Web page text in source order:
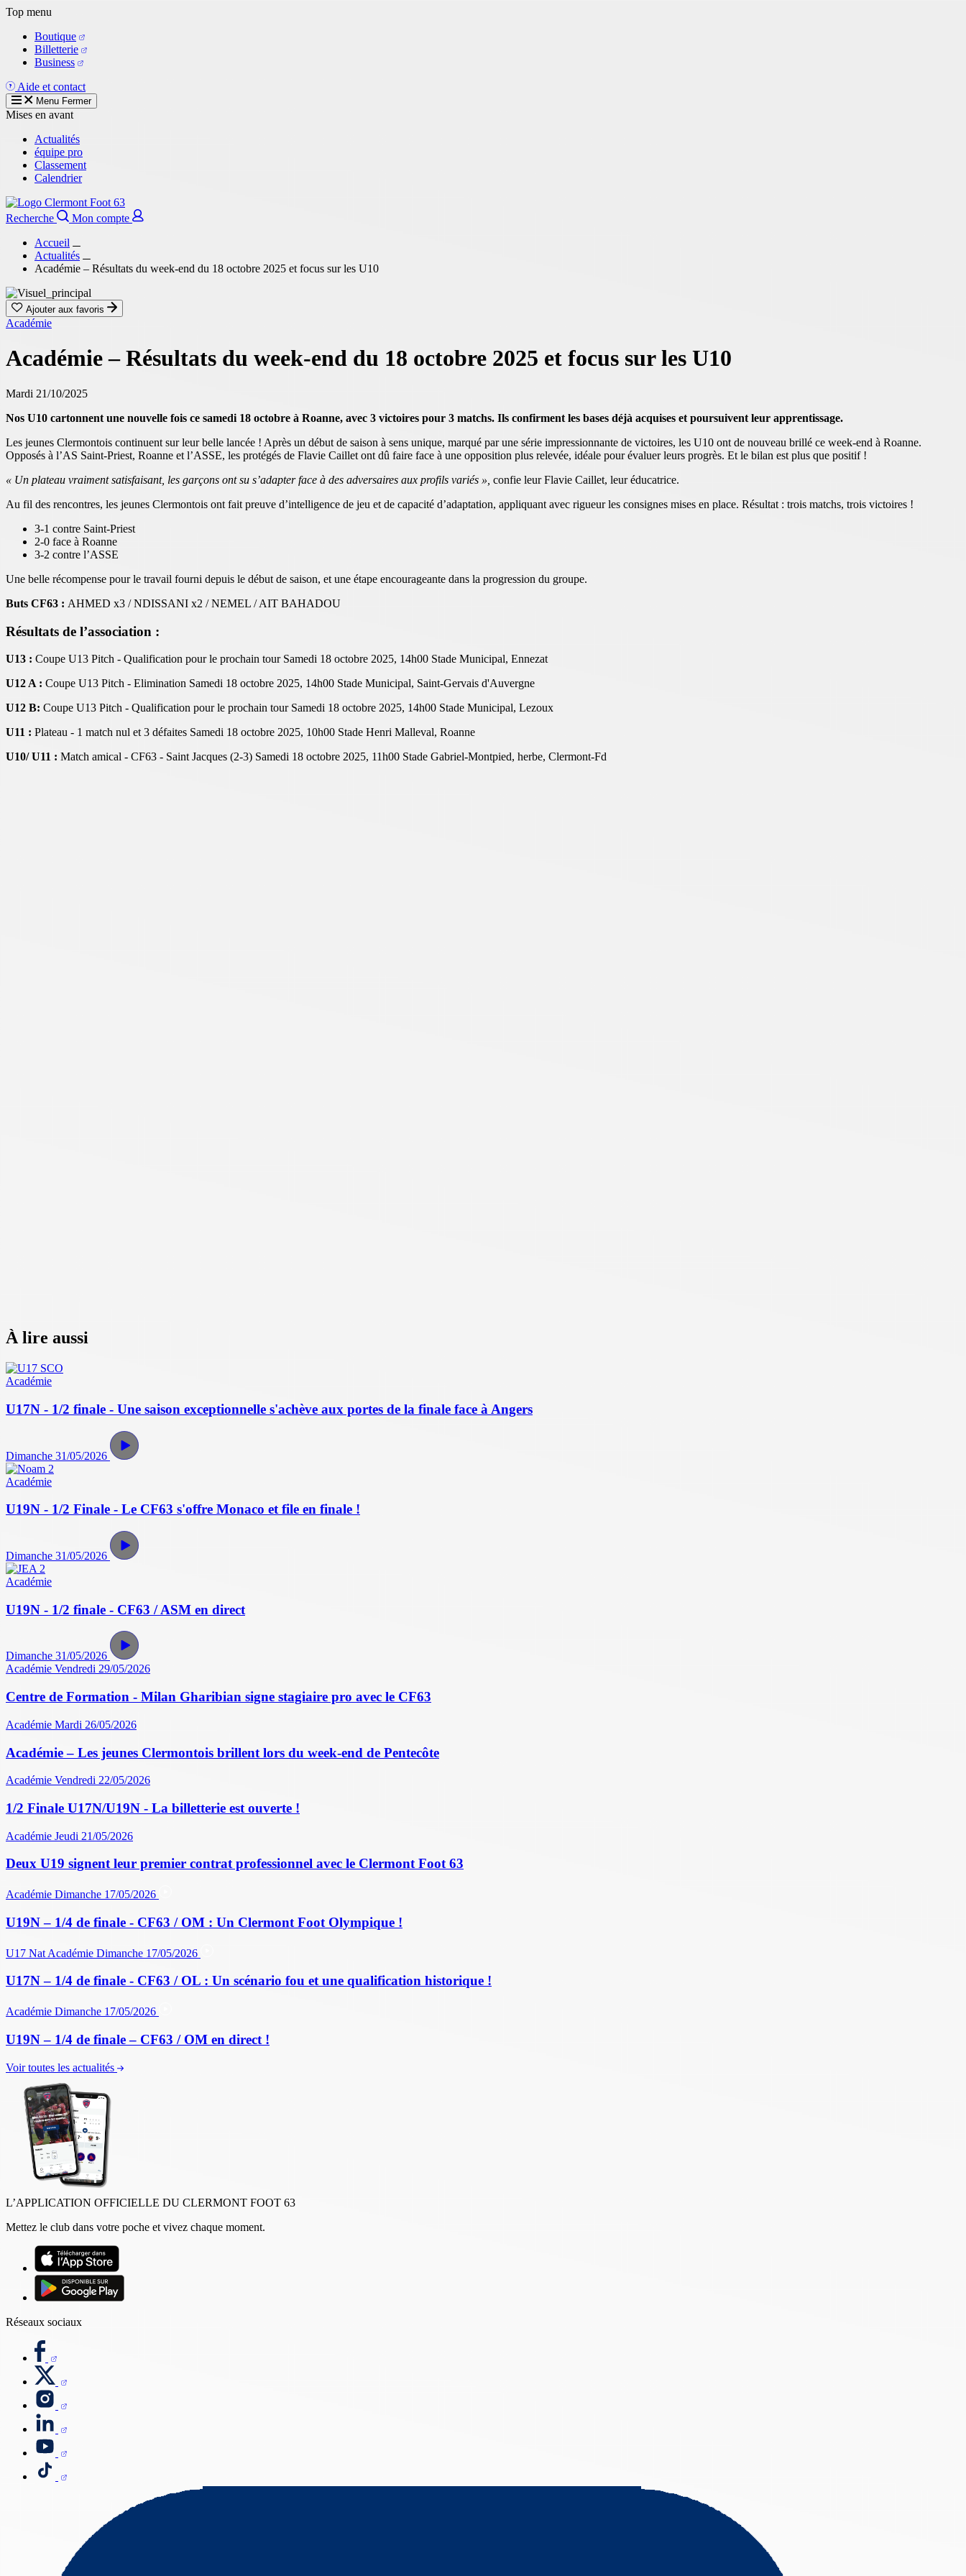
Aller
contenu
principal
Top menu
Boutique
Billetterie
Business
Aide et contact
Menu Fermer
Mises en avant
Actualités
équipe pro
Classement
Calendrier
Recherche
Mon compte
Accueil
Actualités
Académie – Résultats du week-end du 18 octobre 2025 et focus sur les U10
Ajouter aux favoris
Académie
Académie – Résultats du week-end du 18 octobre 2025 et focus sur les U10
Mardi 21/10/2025
Nos U10 cartonnent une nouvelle fois ce samedi 18 octobre à Roanne, avec 3 victoires pour 3 matchs. Ils confirment les bases déjà acquises et poursuivent leur apprentissage.
Les jeunes Clermontois continuent sur leur belle lancée ! Après un début de saison à sens unique, marqué par une série impressionnante de victoires, les U10 ont de nouveau brillé ce week-end à Roanne.
Opposés à l’AS Saint-Priest, Roanne et l’ASSE, les protégés de Flavie Caillet ont dû faire face à une opposition plus relevée, idéale pour évaluer leurs progrès. Et le bilan est plus que positif !
« Un plateau vraiment satisfaisant, les garçons ont su s’adapter face à des adversaires aux profils variés », confie leur Flavie Caillet, leur éducatrice.
Au fil des rencontres, les jeunes Clermontois ont fait preuve d’intelligence de jeu et de capacité d’adaptation, appliquant avec rigueur les consignes mises en place. Résultat : trois matchs, trois victoires !
3-1 contre Saint-Priest
2-0 face à Roanne
3-2 contre l’ASSE
Une belle récompense pour le travail fourni depuis le début de saison, et une étape encourageante dans la progression du groupe.
Buts CF63 : AHMED x3 / NDISSANI x2 / NEMEL / AIT BAHADOU
Résultats de l’association :
U13 : Coupe U13 Pitch - Qualification pour le prochain tour Samedi 18 octobre 2025, 14h00 Stade Municipal, Ennezat
U12 A : Coupe U13 Pitch - Elimination Samedi 18 octobre 2025, 14h00 Stade Municipal, Saint-Gervais d'Auvergne
U12 B: Coupe U13 Pitch - Qualification pour le prochain tour Samedi 18 octobre 2025, 14h00 Stade Municipal, Lezoux
U11 : Plateau - 1 match nul et 3 défaites Samedi 18 octobre 2025, 10h00 Stade Henri Malleval, Roanne
U10/ U11 : Match amical - CF63 - Saint Jacques (2-3) Samedi 18 octobre 2025, 11h00 Stade Gabriel-Montpied, herbe, Clermont-Fd
À lire aussi
Académie
U17N - 1/2 finale - Une saison exceptionnelle s'achève aux portes de la finale face à Angers
Dimanche 31/05/2026
Académie
U19N - 1/2 Finale - Le CF63 s'offre Monaco et file en finale !
Dimanche 31/05/2026
Académie
U19N - 1/2 finale - CF63 / ASM en direct
Dimanche 31/05/2026
Académie Vendredi 29/05/2026
Centre de Formation - Milan Gharibian signe stagiaire pro avec le CF63
Académie Mardi 26/05/2026
Académie – Les jeunes Clermontois brillent lors du week-end de Pentecôte
Académie Vendredi 22/05/2026
1/2 Finale U17N/U19N - La billetterie est ouverte !
Académie Jeudi 21/05/2026
Deux U19 signent leur premier contrat professionnel avec le Clermont Foot 63
Académie Dimanche 17/05/2026
U19N – 1/4 de finale - CF63 / OM : Un Clermont Foot Olympique !
U17 Nat Académie Dimanche 17/05/2026
U17N – 1/4 de finale - CF63 / OL : Un scénario fou et une qualification historique !
Académie Dimanche 17/05/2026
U19N – 1/4 de finale – CF63 / OM en direct !
Voir toutes les actualités
L’APPLICATION OFFICIELLE DU CLERMONT FOOT 63
Mettez le club dans votre poche et vivez chaque moment.
Réseaux sociaux